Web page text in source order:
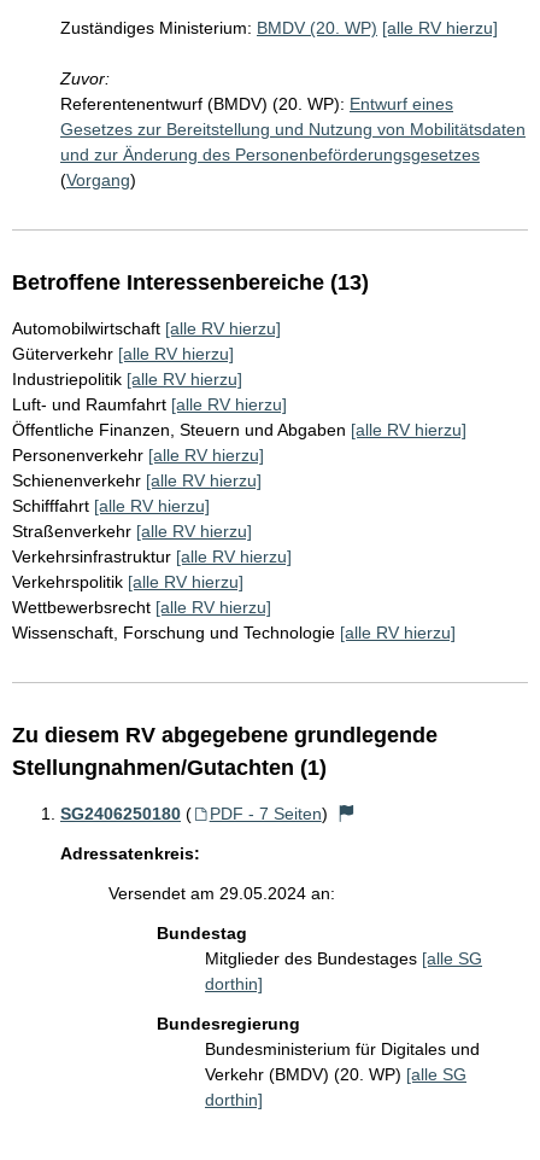
Zuständiges Ministerium: BMDV (20. WP) [alle RV hierzu]
Zuvor:
Referentenentwurf (BMDV) (20. WP): Entwurf eines
Gesetzes zur Bereitstellung und Nutzung von Mobilitätsdaten
und zur Änderung des Personenbeförderungsgesetzes
(Vorgang)
Betroffene Interessenbereiche (13)
Automobilwirtschaft [alle RV hierzu]
Güterverkehr [alle RV hierzu]
Industriepolitik [alle RV hierzu]
Luft- und Raumfahrt [alle RV hierzu]
Öffentliche Finanzen, Steuern und Abgaben [alle RV hierzu]
Personenverkehr [alle RV hierzu]
Schienenverkehr [alle RV hierzu]
Schifffahrt [alle RV hierzu]
Straßenverkehr [alle RV hierzu]
Verkehrsinfrastruktur [alle RV hierzu]
Verkehrspolitik [alle RV hierzu]
Wettbewerbsrecht [alle RV hierzu]
Wissenschaft, Forschung und Technologie [alle RV hierzu]
Zu diesem RV abgegebene grundlegende
Stellungnahmen/Gutachten (1)
SG2406250180 ( PDF - 7 Seiten)
Adressatenkreis:
Versendet am 29.05.2024 an:
Bundestag
Mitglieder des Bundestages [alle SG
dorthin]
Bundesregierung
Bundesministerium für Digitales und
Verkehr (BMDV) (20. WP) [alle SG
dorthin]